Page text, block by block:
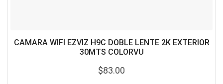
CAMARA WIFI EZVIZ H9C DOBLE LENTE 2K EXTERIOR
30MTS COLORVU
$83.00